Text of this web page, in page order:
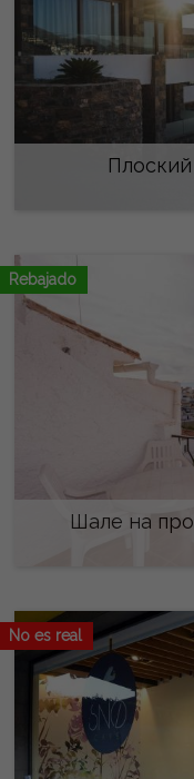
Rebajado
Шале на
No es real